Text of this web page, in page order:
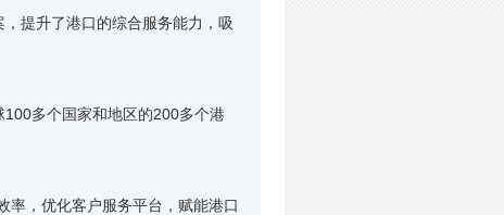
提升了港口的综合服务能力，吸
多个国家和地区的200多个港
，优化客户服务平台，赋能港口